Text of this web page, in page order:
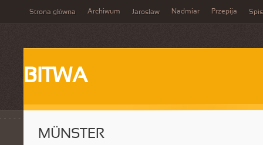
Strona główna Archiwum Jarosław Nadmiar Przepija
BITWA
MÜNSTER